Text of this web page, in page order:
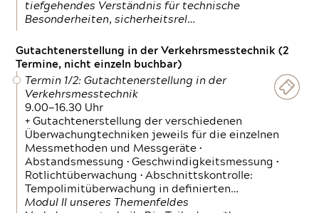
tiefgehendes Verständnis für technische
Besonderheiten, sicherheitsrel…
Gutachtenerstellung in der Verkehrsmesstechnik (2
Termine, nicht einzeln buchbar)
Termin 1/2: Gutachtenerstellung in der
Verkehrsmesstechnik
9.00—16.30 Uhr
+ Gutachtenerstellung der verschiedenen
Überwachungtechniken jeweils für die einzelnen
Messmethoden und Messgeräte •
Abstandsmessung • Geschwindigkeitsmessung •
Rotlichtüberwachung • Abschnittskontrolle:
Tempolimitüberwachung in definierten…
Modul II unseres Themenfeldes